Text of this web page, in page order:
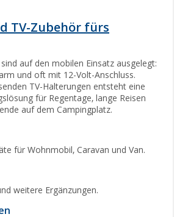
TV-Zubehör fürs
auf den mobilen Einsatz ausgelegt:
und oft mit 12-Volt-Anschluss.
TV-Halterungen entsteht eine
für Regentage, lange Reisen
auf dem Campingplatz.
für Wohnmobil, Caravan und Van.
weitere Ergänzungen.